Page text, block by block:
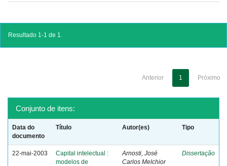
Resultado 1-1 de 1.
Anterior 1 Próximo
Conjunto de itens:
Data do
documento
Título Autor(es) Tipo
22-mai-2003
Capital intelectual :
modelos de
Arnosti, José
Carlos Melchior
Dissertação